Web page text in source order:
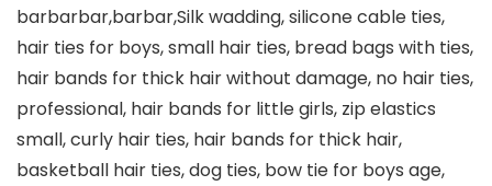
barbarbar,barbar,Silk wadding, silicone cable ties,
hair ties for boys, small hair ties, bread bags with ties,
hair bands for thick hair without damage, no hair ties,
professional, hair bands for little girls, zip elastics
small, curly hair ties, hair bands for thick hair,
basketball hair ties, dog ties, bow tie for boys age,